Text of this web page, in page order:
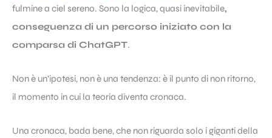
fulmine a ciel sereno. Sono la logica, quasi inevitabile,
conseguenza di un percorso iniziato con la
comparsa di ChatGPT.
Non è un’ipotesi, non è una tendenza: è il punto di non ritorno,
il momento in cui la teoria diventa cronaca.
Una cronaca, bada bene, che non riguarda solo i giganti della